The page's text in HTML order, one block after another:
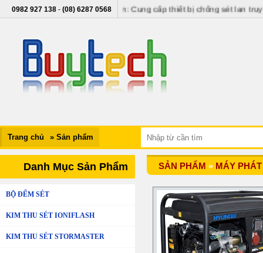
0982 927 138 - (08) 6287 0568
kimthuset.vn - buytech.vn: Cung cấp thiết bị chống sét lan truyền,
Trang chủ » Sản phẩm
Danh Mục Sản Phẩm
BỘ ĐẾM SÉT
KIM THU SÉT IONIFLASH
KIM THU SÉT STORMASTER
SẢN PHẨM » MÁY